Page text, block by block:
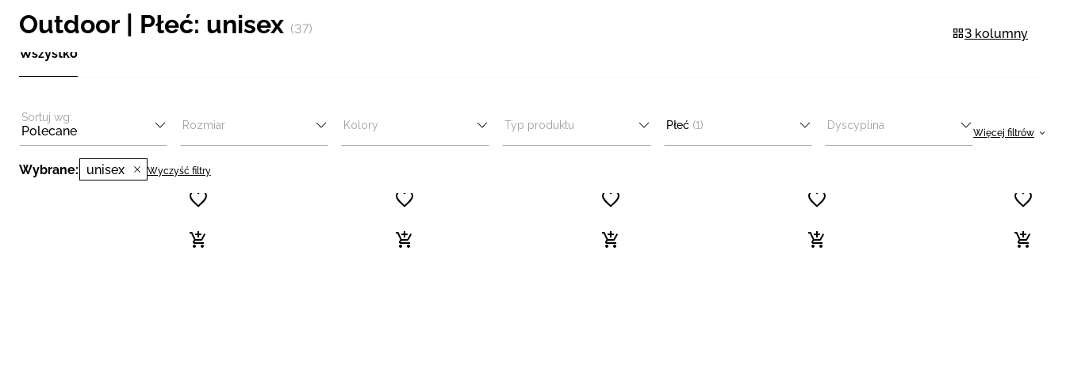
3 kolumny
Outdoor | Płeć: unisex (37)
Wszystko
Sortuj wg:
Polecane Rozmiar Kolory Typ produktu Płeć (1) Dyscyplina
Więcej filtrów
Wybrane: unisex Wyczyść filtry